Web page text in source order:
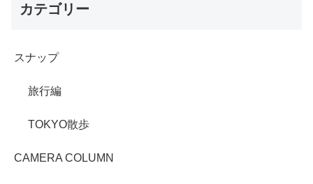
カテゴリー
スナップ
旅行編
TOKYO散歩
CAMERA COLUMN